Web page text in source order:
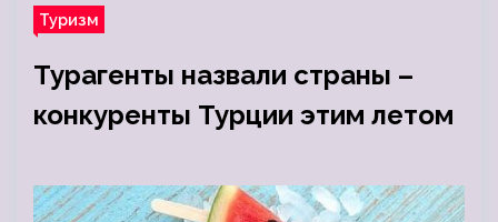
Туризм
Турагенты назвали страны –
конкуренты Турции этим летом